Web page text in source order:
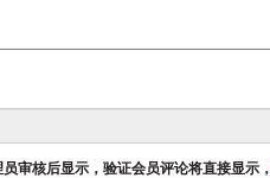
审核后显示，验证会员评论将直接显示，